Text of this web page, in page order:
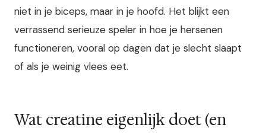
niet in je biceps, maar in je hoofd. Het blijkt een
verrassend serieuze speler in hoe je hersenen
functioneren, vooral op dagen dat je slecht slaapt
of als je weinig vlees eet.
Wat creatine eigenlijk doet (en